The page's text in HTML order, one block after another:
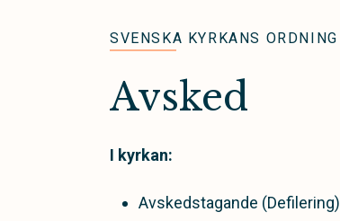
SVENSKA KYRKANS ORDNING
Avsked
I kyrkan:
Avskedstagande (Defilering)